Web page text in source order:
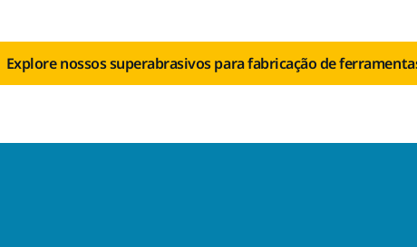
Explore nossos superabrasivos para fabricação de